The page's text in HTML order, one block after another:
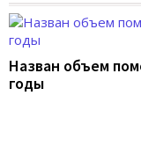
Назван объем
годы